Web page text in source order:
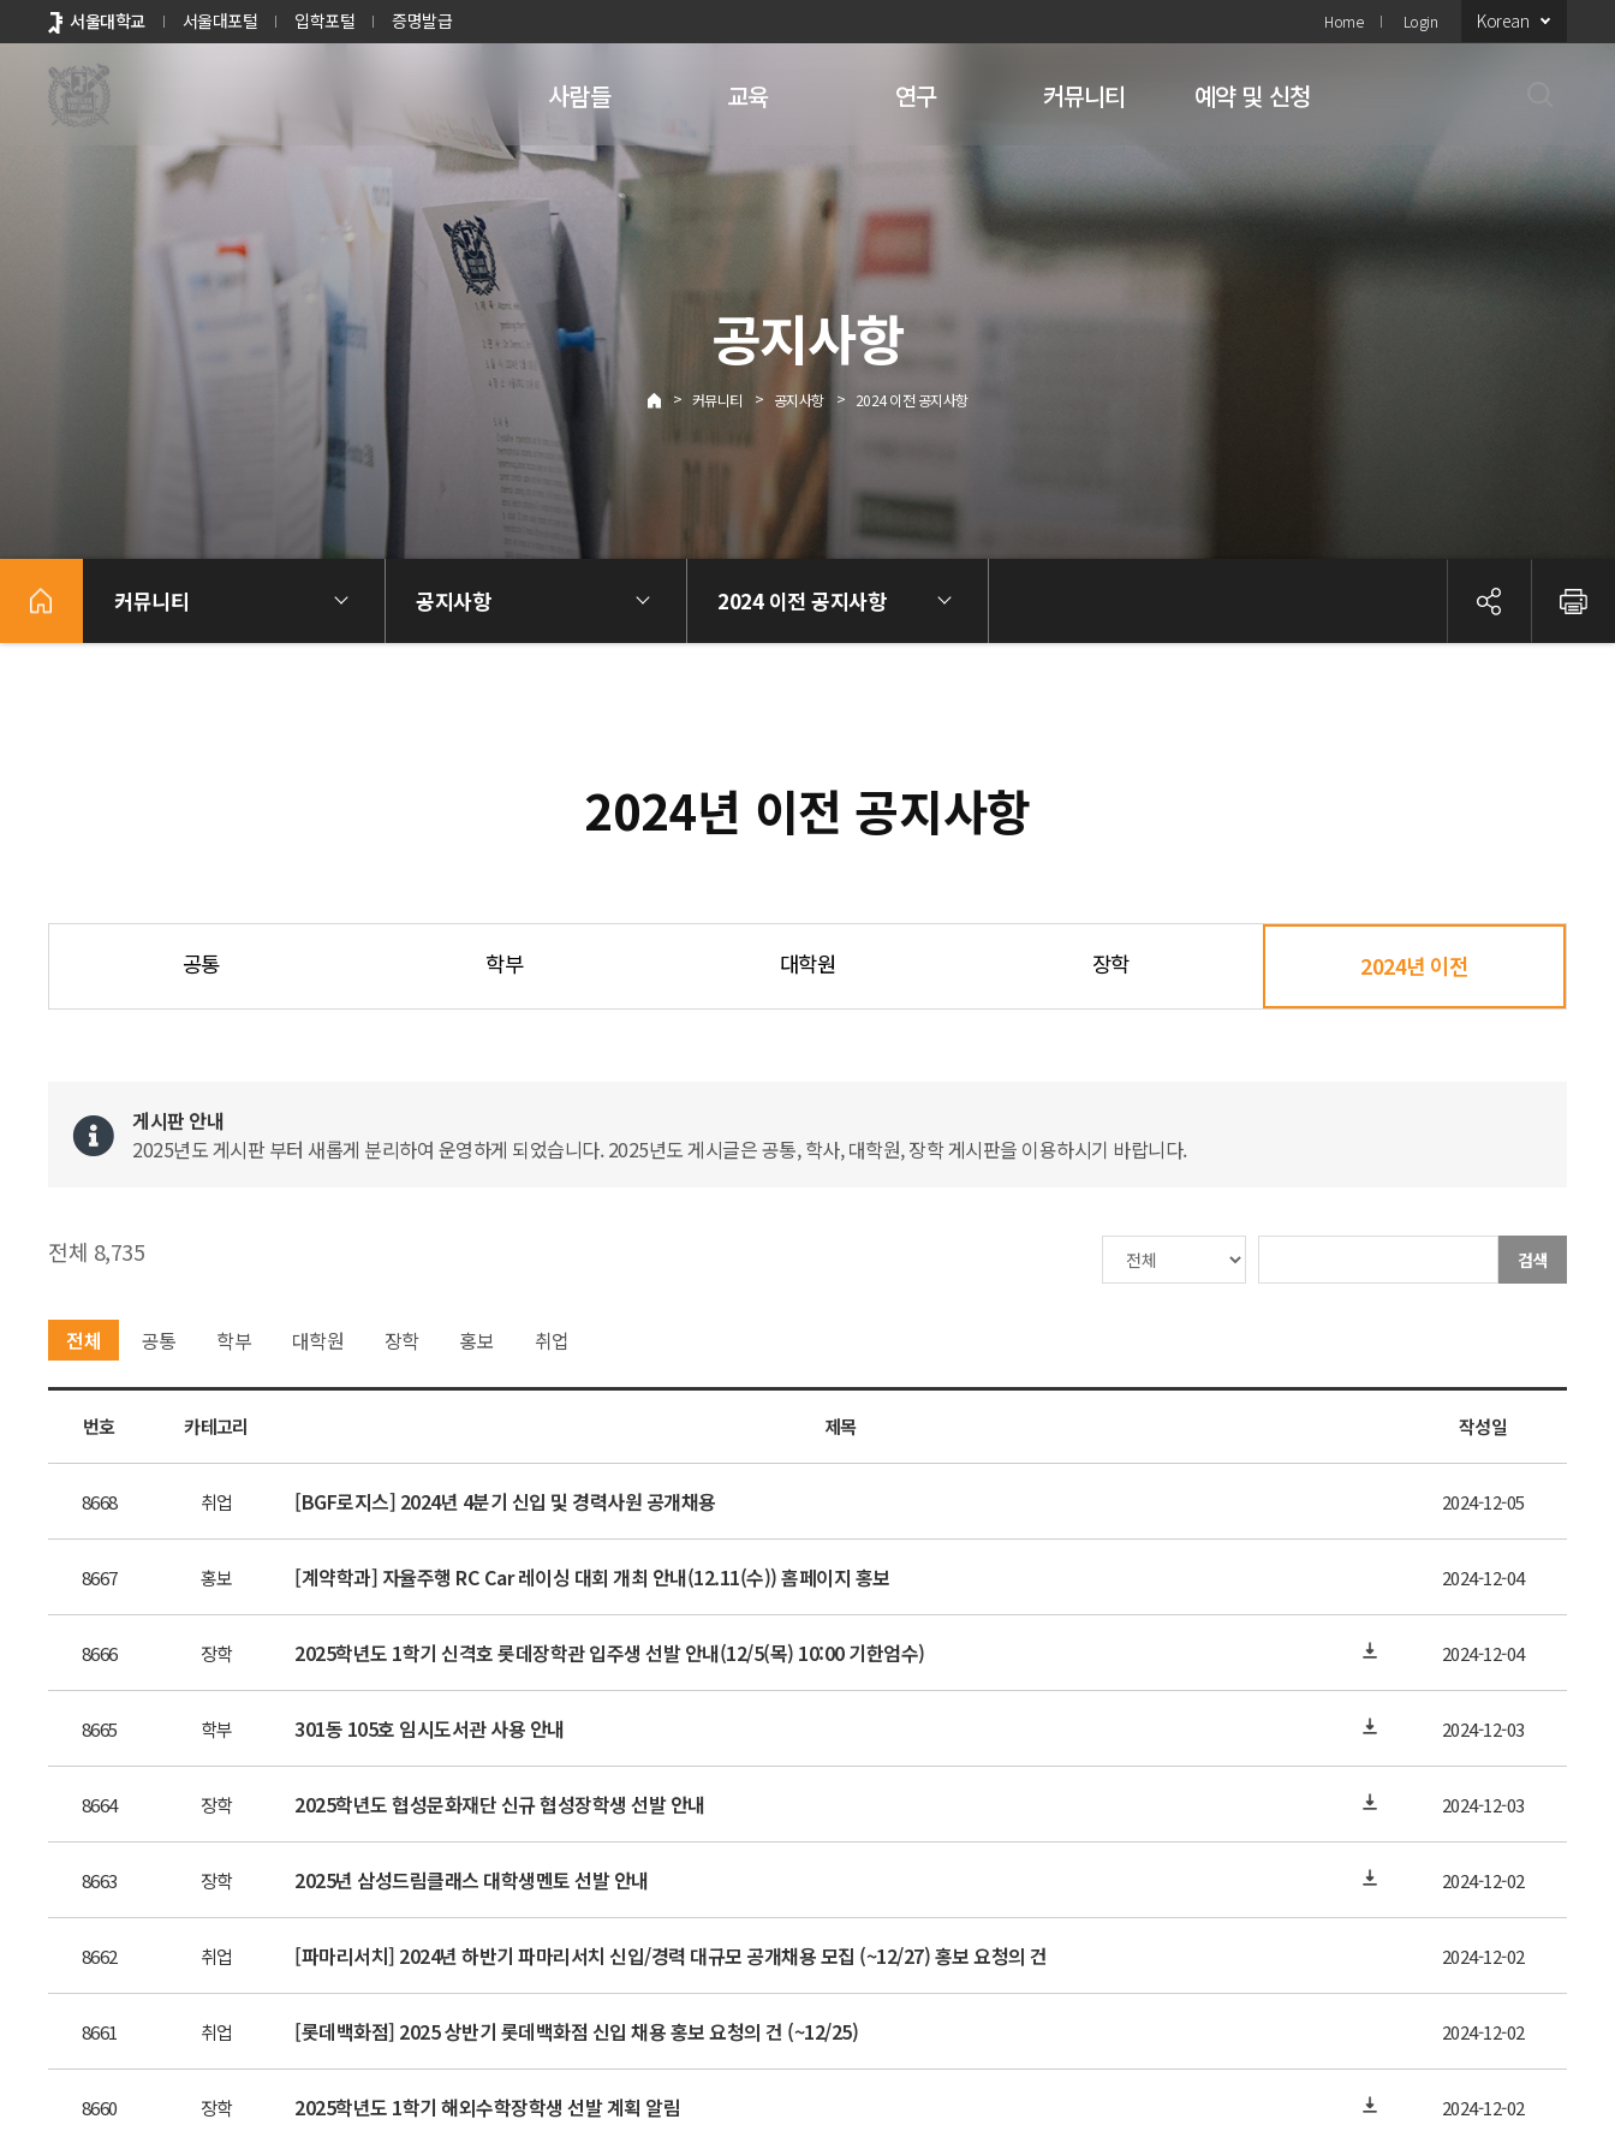
바로가기
메뉴
서울대학교 서울대포털 입학포털 증명발급 Home Login Korean
사람들 교육 연구 커뮤니티 예약 및 신청
공지사항
> 커뮤니티 > 공지사항 > 2024 이전 공지사항
커뮤니티 공지사항 2024 이전 공지사항
2024년 이전 공지사항
공통 학부 대학원 장학 2024년 이전
게시판 안내
2025년도 게시판 부터 새롭게 분리하여 운영하게 되었습니다. 2025년도 게시글은 공통, 학사, 대학원, 장학 게시판을 이용하시기 바랍니다.
전체 8,735 검색
전체 공통 학부 대학원 장학 홍보 취업
번호 카테고리 제목 작성일
8668 취업 [BGF로지스] 2024년 4분기 신입 및 경력사원 공개채용 2024-12-05
8667 홍보 [계약학과] 자율주행 RC Car 레이싱 대회 개최 안내(12.11(수)) 홈페이지 홍보 2024-12-04
8666 장학 2025학년도 1학기 신격호 롯데장학관 입주생 선발 안내(12/5(목) 10:00 기한엄수) 2024-12-04
8665 학부 301동 105호 임시도서관 사용 안내 2024-12-03
8664 장학 2025학년도 협성문화재단 신규 협성장학생 선발 안내 2024-12-03
8663 장학 2025년 삼성드림클래스 대학생멘토 선발 안내 2024-12-02
8662 취업 [파마리서치] 2024년 하반기 파마리서치 신입/경력 대규모 공개채용 모집 (~12/27) 홍보 요청의 건 2024-12-02
8661 취업 [롯데백화점] 2025 상반기 롯데백화점 신입 채용 홍보 요청의 건 (~12/25) 2024-12-02
8660 장학 2025학년도 1학기 해외수학장학생 선발 계획 알림 2024-12-02